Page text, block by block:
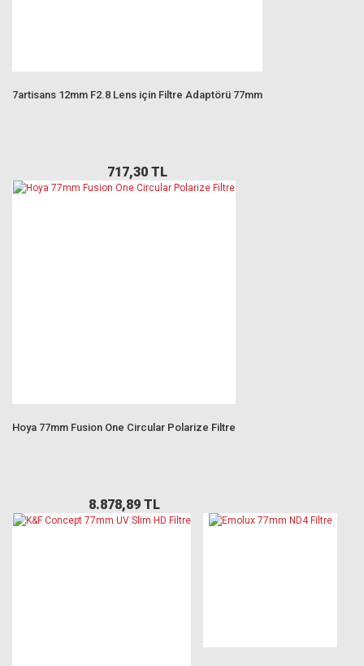
7artisans 12mm F2.8 Lens için Filtre Adaptörü 77mm
717,30 TL
Hoya 77mm Fusion One Circular Polarize Filtre
8.878,89 TL